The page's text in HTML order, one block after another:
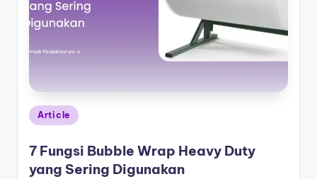
Article
7 Fungsi Bubble Wrap Heavy Duty
yang Sering Digunakan